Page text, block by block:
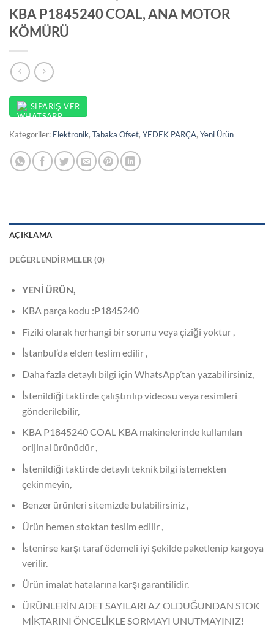
KBA P1845240 COAL, ANA MOTOR
KÖMÜRÜ
SIPARIŞ VER
Kategoriler: Elektronik, Tabaka Ofset, YEDEK PARÇA, Yeni Ürün
AÇIKLAMA
DEĞERLENDIRMELER (0)
YENİ ÜRÜN,
KBA parça kodu :P1845240
Fiziki olarak herhangi bir sorunu veya çiziği yoktur ,
İstanbul’da elden teslim edilir ,
Daha fazla detaylı bilgi için WhatsApp’tan yazabilirsiniz,
İstenildiği taktirde çalıştırılıp videosu veya resimleri
gönderilebilir,
KBA P1845240 COAL KBA makinelerinde kullanılan
orijinal ürünüdür ,
İstenildiği taktirde detaylı teknik bilgi istemekten
çekinmeyin,
Benzer ürünleri sitemizde bulabilirsiniz ,
Ürün hemen stoktan teslim edilir ,
İstenirse karşı taraf ödemeli iyi şekilde paketlenip kargoya
verilir.
Ürün imalat hatalarına karşı garantilidir.
ÜRÜNLERİN ADET SAYILARI AZ OLDUĞUNDAN STOK
MİKTARINI ÖNCELİKLE SORMAYI UNUTMAYINIZ!